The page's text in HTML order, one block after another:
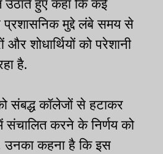
उठाते हुए कहा कि कई
प्रशासनिक मुद्दे लंबे समय से
शोधार्थियों को परेशानी
है.
संबद्ध कॉलेजों से हटाकर
में संचालित करने के निर्णय को
उनका कहना है कि इस